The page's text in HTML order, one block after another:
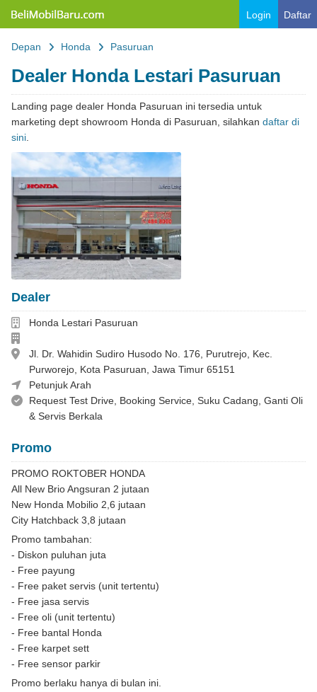
Login Daftar
Depan Honda Pasuruan
Dealer Honda Lestari Pasuruan
Landing page dealer Honda Pasuruan ini tersedia untuk
marketing dept showroom Honda di Pasuruan, silahkan daftar di
sini
Dealer
Dealer
Honda Lestari Pasuruan
Alamat
Jl. Dr. Wahidin Sudiro Husodo No. 176, Purutrejo, Kec.
Purworejo, Kota Pasuruan, Jawa Timur 65151
081331345598
Petunjuk Arah
Layanan
Request Test Drive, Booking Service, Suku Cadang, Ganti Oli
& Servis Berkala
Promo
PROMO ROKTOBER HONDA
All New Brio Angsuran 2 jutaan
New Honda Mobilio 2,6 jutaan
City Hatchback 3,8 jutaan
Promo tambahan:
- Diskon puluhan juta
- Free payung
- Free paket servis (unit tertentu)
- Free jasa servis
- Free oli (unit tertentu)
- Free bantal Honda
- Free karpet sett
- Free sensor parkir
Promo berlaku hanya di bulan ini.